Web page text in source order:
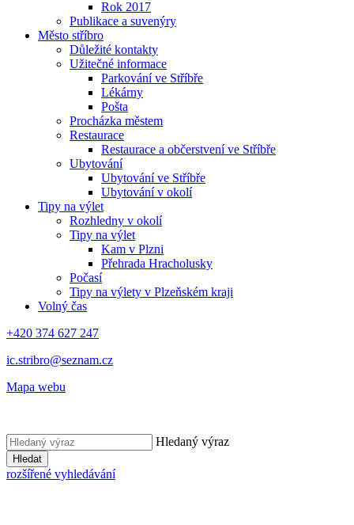
Rok 2017
Publikace a suvenýry
Město stříbro
Důležité kontakty
Užitečné informace
Parkování ve Stříbře
Lékárny
Pošta
Procházka městem
Restaurace
Restaurace a občerstvení ve Stříbře
Ubytování
Ubytování ve Stříbře
Ubytování v okolí
Tipy na výlet
Rozhledny v okolí
Tipy na výlet
Kam v Plzni
Přehrada Hracholusky
Počasí
Tipy na výlety v Plzeňském kraji
Volný čas
+420 374 627 247
ic.stribro@seznam.cz
Mapa webu
Hledaný výraz
Hledat
rozšířené vyhledávání